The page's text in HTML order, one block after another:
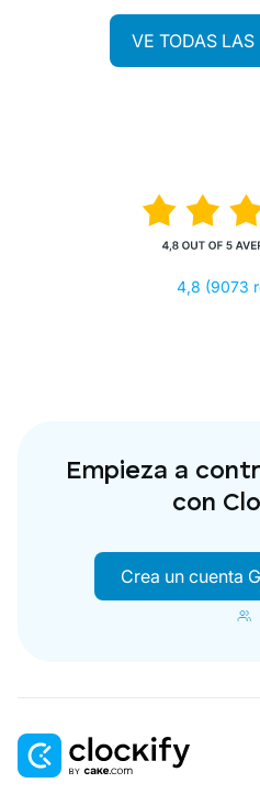
VE TODAS
4,8 (9073
Empieza a
con
Crea un cuenta